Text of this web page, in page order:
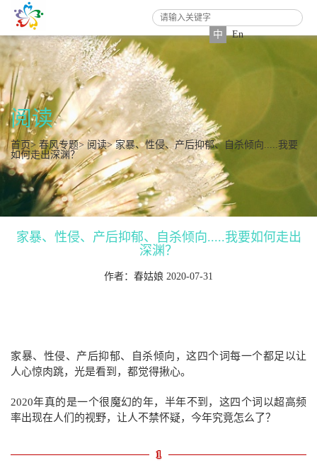
中 En
阅读
首页>春风专题> 阅读> 家暴、性侵、产后抑郁、自杀倾向.....我要
如何走出深渊？
家暴、性侵、产后抑郁、自杀倾向.....我要如何走出
深渊？
作者：春姑娘 2020-07-31
家暴、性侵、产后抑郁、自杀倾向，这四个词每一个都足以让
人心惊肉跳，光是看到，都觉得揪心。
2020年真的是一个很魔幻的年，半年不到，这四个词以超高频
率出现在人们的视野，让人不禁怀疑，今年究竟怎么了？
1